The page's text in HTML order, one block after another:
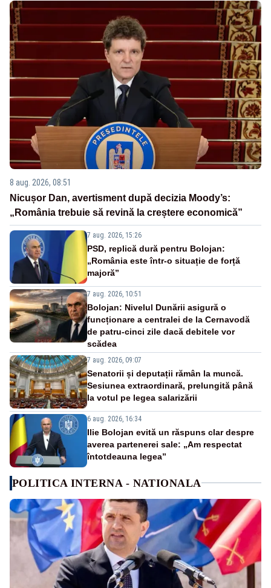
8 aug. 2026, 08:51
Nicușor Dan, avertisment după decizia Moody’s:
„România trebuie să revină la creștere economică”
7 aug. 2026, 15:26
PSD, replică dură pentru Bolojan:
„România este într-o situație de forță
majoră”
7 aug. 2026, 10:51
Bolojan: Nivelul Dunării asigură o
funcționare a centralei de la Cernavodă
de patru-cinci zile dacă debitele vor
scădea
7 aug. 2026, 09:07
Senatorii și deputații rămân la muncă.
Sesiunea extraordinară, prelungită până
la votul pe legea salarizării
6 aug. 2026, 16:34
Ilie Bolojan evită un răspuns clar despre
averea partenerei sale: „Am respectat
întotdeauna legea”
POLITICA INTERNA - NATIONALA